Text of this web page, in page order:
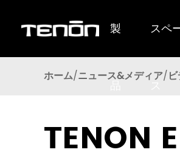
製 スペ
ス
ホーム ニュース&メディア
TENON